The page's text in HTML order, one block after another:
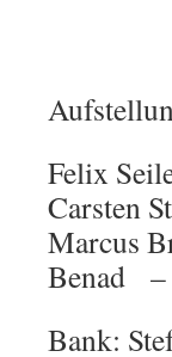
Felix
Carsten
Marcus
Benad –
Bank: